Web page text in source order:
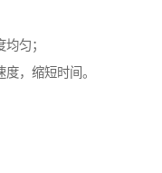
匀；
，缩短时间。